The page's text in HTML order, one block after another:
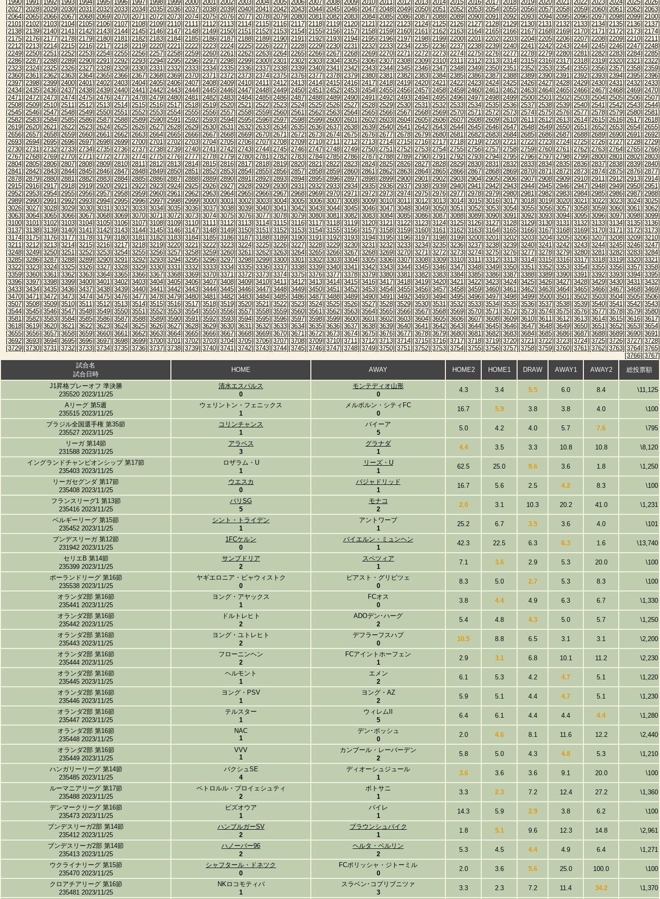
[1990] [1991] [1992] [1993] [1994] [1995] [1996] [1997] [1998] [1999] [2000] [2001] [2002] [2003] [2004] [2005] [2006] [2007] [2008] [2009] [2010] [2011] [2012] [2013] [2014] [2015] [2016] [2017] [2018] [2019] [2020] [2021] [2022] [2023] [2024] [2025] [2026]
[2027] [2028] [2029] [2030] [2031] [2032] [2033] [2034] [2035] [2036] [2037] [2038] [2039] [2040] [2041] [2042] [2043] [2044] [2045] [2046] [2047] [2048] [2049] [2050] [2051] [2052] [2053] [2054] [2055] [2056] [2057] [2058] [2059] [2060] [2061] [2062] [2063]
[2064] [2065] [2066] [2067] [2068] [2069] [2070] [2071] [2072] [2073] [2074] [2075] [2076] [2077] [2078] [2079] [2080] [2081] [2082] [2083] [2084] [2085] [2086] [2087] [2088] [2089] [2090] [2091] [2092] [2093] [2094] [2095] [2096] [2097] [2098] [2099] [2100]
[2101] [2102] [2103] [2104] [2105] [2106] [2107] [2108] [2109] [2110] [2111] [2112] [2113] [2114] [2115] [2116] [2117] [2118] [2119] [2120] [2121] [2122] [2123] [2124] [2125] [2126] [2127] [2128] [2129] [2130] [2131] [2132] [2133] [2134] [2135] [2136] [2137]
[2138] [2139] [2140] [2141] [2142] [2143] [2144] [2145] [2146] [2147] [2148] [2149] [2150] [2151] [2152] [2153] [2154] [2155] [2156] [2157] [2158] [2159] [2160] [2161] [2162] [2163] [2164] [2165] [2166] [2167] [2168] [2169] [2170] [2171] [2172] [2173] [2174]
[2175] [2176] [2177] [2178] [2179] [2180] [2181] [2182] [2183] [2184] [2185] [2186] [2187] [2188] [2189] [2190] [2191] [2192] [2193] [2194] [2195] [2196] [2197] [2198] [2199] [2200] [2201] [2202] [2203] [2204] [2205] [2206] [2207] [2208] [2209] [2210] [2211]
[2212] [2213] [2214] [2215] [2216] [2217] [2218] [2219] [2220] [2221] [2222] [2223] [2224] [2225] [2226] [2227] [2228] [2229] [2230] [2231] [2232] [2233] [2234] [2235] [2236] [2237] [2238] [2239] [2240] [2241] [2242] [2243] [2244] [2245] [2246] [2247] [2248]
[2249] [2250] [2251] [2252] [2253] [2254] [2255] [2256] [2257] [2258] [2259] [2260] [2261] [2262] [2263] [2264] [2265] [2266] [2267] [2268] [2269] [2270] [2271] [2272] [2273] [2274] [2275] [2276] [2277] [2278] [2279] [2280] [2281] [2282] [2283] [2284] [2285]
[2286] [2287] [2288] [2289] [2290] [2291] [2292] [2293] [2294] [2295] [2296] [2297] [2298] [2299] [2300] [2301] [2302] [2303] [2304] [2305] [2306] [2307] [2308] [2309] [2310] [2311] [2312] [2313] [2314] [2315] [2316] [2317] [2318] [2319] [2320] [2321] [2322]
[2323] [2324] [2325] [2326] [2327] [2328] [2329] [2330] [2331] [2332] [2333] [2334] [2335] [2336] [2337] [2338] [2339] [2340] [2341] [2342] [2343] [2344] [2345] [2346] [2347] [2348] [2349] [2350] [2351] [2352] [2353] [2354] [2355] [2356] [2357] [2358] [2359]
[2360] [2361] [2362] [2363] [2364] [2365] [2366] [2367] [2368] [2369] [2370] [2371] [2372] [2373] [2374] [2375] [2376] [2377] [2378] [2379] [2380] [2381] [2382] [2383] [2384] [2385] [2386] [2387] [2388] [2389] [2390] [2391] [2392] [2393] [2394] [2395] [2396]
[2397] [2398] [2399] [2400] [2401] [2402] [2403] [2404] [2405] [2406] [2407] [2408] [2409] [2410] [2411] [2412] [2413] [2414] [2415] [2416] [2417] [2418] [2419] [2420] [2421] [2422] [2423] [2424] [2425] [2426] [2427] [2428] [2429] [2430] [2431] [2432] [2433]
[2434] [2435] [2436] [2437] [2438] [2439] [2440] [2441] [2442] [2443] [2444] [2445] [2446] [2447] [2448] [2449] [2450] [2451] [2452] [2453] [2454] [2455] [2456] [2457] [2458] [2459] [2460] [2461] [2462] [2463] [2464] [2465] [2466] [2467] [2468] [2469] [2470]
[2471] [2472] [2473] [2474] [2475] [2476] [2477] [2478] [2479] [2480] [2481] [2482] [2483] [2484] [2485] [2486] [2487] [2488] [2489] [2490] [2491] [2492] [2493] [2494] [2495] [2496] [2497] [2498] [2499] [2500] [2501] [2502] [2503] [2504] [2505] [2506] [2507]
[2508] [2509] [2510] [2511] [2512] [2513] [2514] [2515] [2516] [2517] [2518] [2519] [2520] [2521] [2522] [2523] [2524] [2525] [2526] [2527] [2528] [2529] [2530] [2531] [2532] [2533] [2534] [2535] [2536] [2537] [2538] [2539] [2540] [2541] [2542] [2543] [2544]
[2545] [2546] [2547] [2548] [2549] [2550] [2551] [2552] [2553] [2554] [2555] [2556] [2557] [2558] [2559] [2560] [2561] [2562] [2563] [2564] [2565] [2566] [2567] [2568] [2569] [2570] [2571] [2572] [2573] [2574] [2575] [2576] [2577] [2578] [2579] [2580] [2581]
[2582] [2583] [2584] [2585] [2586] [2587] [2588] [2589] [2590] [2591] [2592] [2593] [2594] [2595] [2596] [2597] [2598] [2599] [2600] [2601] [2602] [2603] [2604] [2605] [2606] [2607] [2608] [2609] [2610] [2611] [2612] [2613] [2614] [2615] [2616] [2617] [2618]
[2619] [2620] [2621] [2622] [2623] [2624] [2625] [2626] [2627] [2628] [2629] [2630] [2631] [2632] [2633] [2634] [2635] [2636] [2637] [2638] [2639] [2640] [2641] [2642] [2643] [2644] [2645] [2646] [2647] [2648] [2649] [2650] [2651] [2652] [2653] [2654] [2655]
[2656] [2657] [2658] [2659] [2660] [2661] [2662] [2663] [2664] [2665] [2666] [2667] [2668] [2669] [2670] [2671] [2672] [2673] [2674] [2675] [2676] [2677] [2678] [2679] [2680] [2681] [2682] [2683] [2684] [2685] [2686] [2687] [2688] [2689] [2690] [2691] [2692]
[2693] [2694] [2695] [2696] [2697] [2698] [2699] [2700] [2701] [2702] [2703] [2704] [2705] [2706] [2707] [2708] [2709] [2710] [2711] [2712] [2713] [2714] [2715] [2716] [2717] [2718] [2719] [2720] [2721] [2722] [2723] [2724] [2725] [2726] [2727] [2728] [2729]
[2730] [2731] [2732] [2733] [2734] [2735] [2736] [2737] [2738] [2739] [2740] [2741] [2742] [2743] [2744] [2745] [2746] [2747] [2748] [2749] [2750] [2751] [2752] [2753] [2754] [2755] [2756] [2757] [2758] [2759] [2760] [2761] [2762] [2763] [2764] [2765] [2766]
[2767] [2768] [2769] [2770] [2771] [2772] [2773] [2774] [2775] [2776] [2777] [2778] [2779] [2780] [2781] [2782] [2783] [2784] [2785] [2786] [2787] [2788] [2789] [2790] [2791] [2792] [2793] [2794] [2795] [2796] [2797] [2798] [2799] [2800] [2801] [2802] [2803]
[2804] [2805] [2806] [2807] [2808] [2809] [2810] [2811] [2812] [2813] [2814] [2815] [2816] [2817] [2818] [2819] [2820] [2821] [2822] [2823] [2824] [2825] [2826] [2827] [2828] [2829] [2830] [2831] [2832] [2833] [2834] [2835] [2836] [2837] [2838] [2839] [2840]
[2841] [2842] [2843] [2844] [2845] [2846] [2847] [2848] [2849] [2850] [2851] [2852] [2853] [2854] [2855] [2856] [2857] [2858] [2859] [2860] [2861] [2862] [2863] [2864] [2865] [2866] [2867] [2868] [2869] [2870] [2871] [2872] [2873] [2874] [2875] [2876] [2877]
[2878] [2879] [2880] [2881] [2882] [2883] [2884] [2885] [2886] [2887] [2888] [2889] [2890] [2891] [2892] [2893] [2894] [2895] [2896] [2897] [2898] [2899] [2900] [2901] [2902] [2903] [2904] [2905] [2906] [2907] [2908] [2909] [2910] [2911] [2912] [2913] [2914]
[2915] [2916] [2917] [2918] [2919] [2920] [2921] [2922] [2923] [2924] [2925] [2926] [2927] [2928] [2929] [2930] [2931] [2932] [2933] [2934] [2935] [2936] [2937] [2938] [2939] [2940] [2941] [2942] [2943] [2944] [2945] [2946] [2947] [2948] [2949] [2950] [2951]
[2952] [2953] [2954] [2955] [2956] [2957] [2958] [2959] [2960] [2961] [2962] [2963] [2964] [2965] [2966] [2967] [2968] [2969] [2970] [2971] [2972] [2973] [2974] [2975] [2976] [2977] [2978] [2979] [2980] [2981] [2982] [2983] [2984] [2985] [2986] [2987] [2988]
[2989] [2990] [2991] [2992] [2993] [2994] [2995] [2996] [2997] [2998] [2999] [3000] [3001] [3002] [3003] [3004] [3005] [3006] [3007] [3008] [3009] [3010] [3011] [3012] [3013] [3014] [3015] [3016] [3017] [3018] [3019] [3020] [3021] [3022] [3023] [3024] [3025]
[3026] [3027] [3028] [3029] [3030] [3031] [3032] [3033] [3034] [3035] [3036] [3037] [3038] [3039] [3040] [3041] [3042] [3043] [3044] [3045] [3046] [3047] [3048] [3049] [3050] [3051] [3052] [3053] [3054] [3055] [3056] [3057] [3058] [3059] [3060] [3061] [3062]
[3063] [3064] [3065] [3066] [3067] [3068] [3069] [3070] [3071] [3072] [3073] [3074] [3075] [3076] [3077] [3078] [3079] [3080] [3081] [3082] [3083] [3084] [3085] [3086] [3087] [3088] [3089] [3090] [3091] [3092] [3093] [3094] [3095] [3096] [3097] [3098] [3099]
[3100] [3101] [3102] [3103] [3104] [3105] [3106] [3107] [3108] [3109] [3110] [3111] [3112] [3113] [3114] [3115] [3116] [3117] [3118] [3119] [3120] [3121] [3122] [3123] [3124] [3125] [3126] [3127] [3128] [3129] [3130] [3131] [3132] [3133] [3134] [3135] [3136]
[3137] [3138] [3139] [3140] [3141] [3142] [3143] [3144] [3145] [3146] [3147] [3148] [3149] [3150] [3151] [3152] [3153] [3154] [3155] [3156] [3157] [3158] [3159] [3160] [3161] [3162] [3163] [3164] [3165] [3166] [3167] [3168] [3169] [3170] [3171] [3172] [3173]
[3174] [3175] [3176] [3177] [3178] [3179] [3180] [3181] [3182] [3183] [3184] [3185] [3186] [3187] [3188] [3189] [3190] [3191] [3192] [3193] [3194] [3195] [3196] [3197] [3198] [3199] [3200] [3201] [3202] [3203] [3204] [3205] [3206] [3207] [3208] [3209] [3210]
[3211] [3212] [3213] [3214] [3215] [3216] [3217] [3218] [3219] [3220] [3221] [3222] [3223] [3224] [3225] [3226] [3227] [3228] [3229] [3230] [3231] [3232] [3233] [3234] [3235] [3236] [3237] [3238] [3239] [3240] [3241] [3242] [3243] [3244] [3245] [3246] [3247]
[3248] [3249] [3250] [3251] [3252] [3253] [3254] [3255] [3256] [3257] [3258] [3259] [3260] [3261] [3262] [3263] [3264] [3265] [3266] [3267] [3268] [3269] [3270] [3271] [3272] [3273] [3274] [3275] [3276] [3277] [3278] [3279] [3280] [3281] [3282] [3283] [3284]
[3285] [3286] [3287] [3288] [3289] [3290] [3291] [3292] [3293] [3294] [3295] [3296] [3297] [3298] [3299] [3300] [3301] [3302] [3303] [3304] [3305] [3306] [3307] [3308] [3309] [3310] [3311] [3312] [3313] [3314] [3315] [3316] [3317] [3318] [3319] [3320] [3321]
[3322] [3323] [3324] [3325] [3326] [3327] [3328] [3329] [3330] [3331] [3332] [3333] [3334] [3335] [3336] [3337] [3338] [3339] [3340] [3341] [3342] [3343] [3344] [3345] [3346] [3347] [3348] [3349] [3350] [3351] [3352] [3353] [3354] [3355] [3356] [3357] [3358]
[3359] [3360] [3361] [3362] [3363] [3364] [3365] [3366] [3367] [3368] [3369] [3370] [3371] [3372] [3373] [3374] [3375] [3376] [3377] [3378] [3379] [3380] [3381] [3382] [3383] [3384] [3385] [3386] [3387] [3388] [3389] [3390] [3391] [3392] [3393] [3394] [3395]
[3396] [3397] [3398] [3399] [3400] [3401] [3402] [3403] [3404] [3405] [3406] [3407] [3408] [3409] [3410] [3411] [3412] [3413] [3414] [3415] [3416] [3417] [3418] [3419] [3420] [3421] [3422] [3423] [3424] [3425] [3426] [3427] [3428] [3429] [3430] [3431] [3432]
[3433] [3434] [3435] [3436] [3437] [3438] [3439] [3440] [3441] [3442] [3443] [3444] [3445] [3446] [3447] [3448] [3449] [3450] [3451] [3452] [3453] [3454] [3455] [3456] [3457] [3458] [3459] [3460] [3461] [3462] [3463] [3464] [3465] [3466] [3467] [3468] [3469]
[3470] [3471] [3472] [3473] [3474] [3475] [3476] [3477] [3478] [3479] [3480] [3481] [3482] [3483] [3484] [3485] [3486] [3487] [3488] [3489] [3490] [3491] [3492] [3493] [3494] [3495] [3496] [3497] [3498] [3499] [3500] [3501] [3502] [3503] [3504] [3505] [3506]
[3507] [3508] [3509] [3510] [3511] [3512] [3513] [3514] [3515] [3516] [3517] [3518] [3519] [3520] [3521] [3522] [3523] [3524] [3525] [3526] [3527] [3528] [3529] [3530] [3531] [3532] [3533] [3534] [3535] [3536] [3537] [3538] [3539] [3540] [3541] [3542] [3543]
[3544] [3545] [3546] [3547] [3548] [3549] [3550] [3551] [3552] [3553] [3554] [3555] [3556] [3557] [3558] [3559] [3560] [3561] [3562] [3563] [3564] [3565] [3566] [3567] [3568] [3569] [3570] [3571] [3572] [3573] [3574] [3575] [3576] [3577] [3578] [3579] [3580]
[3581] [3582] [3583] [3584] [3585] [3586] [3587] [3588] [3589] [3590] [3591] [3592] [3593] [3594] [3595] [3596] [3597] [3598] [3599] [3600] [3601] [3602] [3603] [3604] [3605] [3606] [3607] [3608] [3609] [3610] [3611] [3612] [3613] [3614] [3615] [3616] [3617]
[3618] [3619] [3620] [3621] [3622] [3623] [3624] [3625] [3626] [3627] [3628] [3629] [3630] [3631] [3632] [3633] [3634] [3635] [3636] [3637] [3638] [3639] [3640] [3641] [3642] [3643] [3644] [3645] [3646] [3647] [3648] [3649] [3650] [3651] [3652] [3653] [3654]
[3655] [3656] [3657] [3658] [3659] [3660] [3661] [3662] [3663] [3664] [3665] [3666] [3667] [3668] [3669] [3670] [3671] [3672] [3673] [3674] [3675] [3676] [3677] [3678] [3679] [3680] [3681] [3682] [3683] [3684] [3685] [3686] [3687] [3688] [3689] [3690] [3691]
[3692] [3693] [3694] [3695] [3696] [3697] [3698] [3699] [3700] [3701] [3702] [3703] [3704] [3705] [3706] [3707] [3708] [3709] [3710] [3711] [3712] [3713] [3714] [3715] [3716] [3717] [3718] [3719] [3720] [3721] [3722] [3723] [3724] [3725] [3726] [3727] [3728]
[3729] [3730] [3731] [3732] [3733] [3734] [3735] [3736] [3737] [3738] [3739] [3740] [3741] [3742] [3743] [3744] [3745] [3746] [3747] [3748] [3749] [3750] [3751] [3752] [3753] [3754] [3755] [3756] [3757] [3758] [3759] [3760] [3761] [3762] [3763] [3764] [3765]
[3766] [3767]
試合名
試合日時
HOME AWAY HOME2 HOME1 DRAW AWAY1 AWAY2 総投票額
J1昇格プレーオフ 準決勝
235520 2023/11/25
清水エスパルス
0
モンテディオ山形
0
4.3 3.4 5.5 6.0 8.4 \11,125
Aリーグ 第5週
235515 2023/11/25
ウェリントン・フェニックス
1
メルボルン・シティFC
0
16.7 5.9 3.8 3.8 4.0 \100
ブラジル全国選手権 第35節
235527 2023/11/25
コリンチャンス
1
バイーア
5
5.0 4.2 4.0 5.7 7.6 \795
リーガ 第14節
231588 2023/11/25
アラベス
3
グラナダ
1
4.4 3.5 3.3 10.8 10.8 \8,120
イングランドチャンピオンシップ 第17節
235403 2023/11/25
ロザラム・U
1
リーズ・U
1
62.5 25.0 9.6 3.6 1.8 \1,250
リーガセグンダ 第17節
235408 2023/11/25
ウエスカ
0
バジャドリッド
1
16.7 5.6 2.5 4.2 8.3 \100
フランスリーグ1 第13節
235416 2023/11/25
パリSG
5
モナコ
2
2.0 3.1 10.3 20.2 41.0 \1,231
ベルギーリーグ 第15節
235452 2023/11/25
シント・トライデン
1
アントワープ
1
25.2 6.7 3.5 3.6 4.0 \101
ブンデスリーガ 第12節
231942 2023/11/25
1FCケルン
0
バイエルン・ミュンヘン
1
42.3 22.5 6.3 6.3 1.6 \13,740
セリエB 第14節
235399 2023/11/25
サンプドリア
2
スペツィア
1
7.1 3.6 2.9 5.3 20.0 \100
ポーランドリーグ 第16節
235538 2023/11/25
ヤギエロニア・ビャウィストク
0
ピアスト・グリビツェ
0
8.3 5.0 2.7 5.3 8.3 \100
オランダ2部 第16節
235441 2023/11/25
ヨング・アヤックス
1
FCオス
0
3.8 4.4 4.9 6.3 6.7 \1,330
オランダ2部 第16節
235442 2023/11/25
ドルトレヒト
2
ADOデン･ハーグ
2
5.4 4.8 4.3 5.0 5.7 \1,250
オランダ2部 第16節
235443 2023/11/25
ヨング・ユトレヒト
2
デフラーフスハプ
0
10.5 8.8 6.5 3.1 3.1 \2,200
オランダ2部 第16節
235444 2023/11/25
フローニンヘン
2
FCアイントホーフェン
1
2.9 3.1 6.8 10.1 11.2 \2,230
オランダ2部 第16節
235445 2023/11/25
ヘルモント
1
エメン
2
6.1 5.3 4.2 4.7 5.1 \1,220
オランダ2部 第16節
235446 2023/11/25
ヨング・PSV
1
ヨング・AZ
2
5.9 5.1 4.4 4.7 5.1 \1,230
オランダ2部 第16節
235447 2023/11/25
テルスター
1
ウィレムII
5
6.4 6.1 4.4 4.4 4.4 \1,280
オランダ2部 第16節
235448 2023/11/25
NAC
1
デン･ボッシュ
0
2.0 4.6 8.1 11.6 12.2 \2,440
オランダ2部 第16節
235449 2023/11/25
VVV
1
カンブール・レーバーデン
2
5.8 5.0 4.3 4.8 5.3 \1,210
ハンガリーリーグ 第14節
235485 2023/11/25
パクシュSE
4
ディオーシュジュール
1
3.6 3.6 3.6 9.1 20.0 \100
ルーマニアリーグ 第17節
235488 2023/11/25
ペトロルル・プロイェシュティ
2
ボトサニ
1
3.3 2.3 7.2 12.4 27.2 \1,360
デンマークリーグ 第16節
235473 2023/11/25
ビズオウア
1
バイレ
1
14.3 5.9 2.9 3.8 6.2 \100
ブンデスリーガ2部 第14節
235412 2023/11/25
ハンブルガーSV
2
ブラウンシュバイク
1
1.8 5.1 9.6 12.3 14.8 \2,961
ブンデスリーガ2部 第14節
235413 2023/11/25
ハノーバー96
2
ヘルタ・ベルリン
2
5.3 4.5 4.4 4.9 6.4 \1,271
ウクライナリーグ 第15節
235470 2023/11/25
シャフタール・ドネツク
0
FCポリッシャ・ジトーミル
0
2.0 3.6 5.6 25.0 100.0 \100
クロアチアリーグ 第16節
235481 2023/11/25
NKロコモティバ
1
スラベン･コプリブニツァ
3
3.3 2.3 7.2 11.4 34.2 \1,370